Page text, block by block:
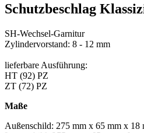
Schutzbeschlag
SH-Wechsel-Garnitur
Zylindervorstand: 8 - 12 mm
lieferbare Ausführung:
HT (92) PZ
ZT (72) PZ
Maße
Außenschild: 275 mm x 65 mm x 18